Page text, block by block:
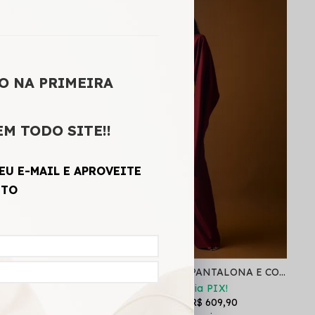
CONJUNTO MACACÃO PANTALONA E COLETE REMOVÍVEL SENSE CEREJA
via PIX!
R$ 1.039,90
R$ 609,90
NA PRIMEIRA
TODO SITE!!
E-MAIL E APROVEITE